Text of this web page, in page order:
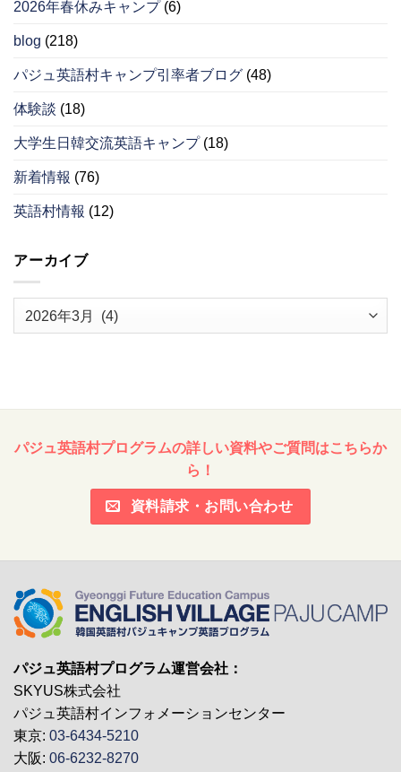
2026年春休みキャンプ(6)
blog (218)
パジュ英語村キャンプ引率者ブログ (48)
体験談 (18)
大学生日韓交流英語キャンプ(18)
新着情報 (76)
英語村情報 (12)
アーカイブ
パジュ英語村プログラムの詳しい資料やご質問はこちらか
ら！
資料請求・お問い合わせ
パジュ英語村プログラム運営会社：
SKYUS株式会社
パジュ英語村インフォメーションセンター
東京: 03-6434-5210
大阪: 06-6232-8270